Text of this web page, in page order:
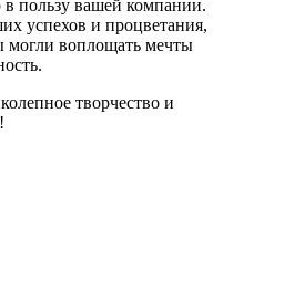
в пользу вашей компании.
успехов и процветания,
воплощать мечты
творчество и